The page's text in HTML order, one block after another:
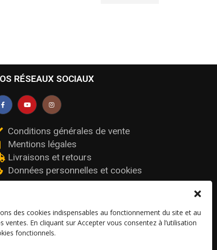
des cookies indispensables au fonctionnement du site et au
ventes. En cliquant sur Accepter vous consentez à l’utilisation
fonctionnels.
RÉSEAUX SOCIAUX
Conditions générales de vente
Mentions légales
Livraisons et retours
Données personnelles et cookies